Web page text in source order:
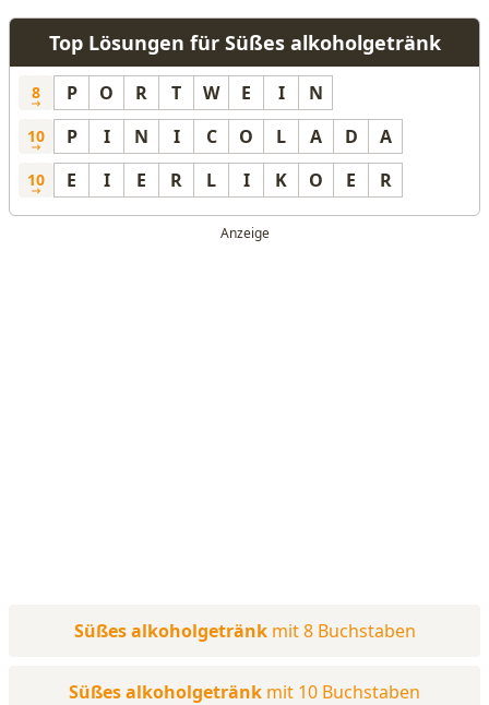
Top Lösungen für Süßes alkoholgetränk
8 P O R T W E I N
10 P I N I C O L A D A
10 E I E R L I K O E R
Süßes alkoholgetränk mit 8 Buchstaben
Süßes alkoholgetränk mit 10 Buchstaben